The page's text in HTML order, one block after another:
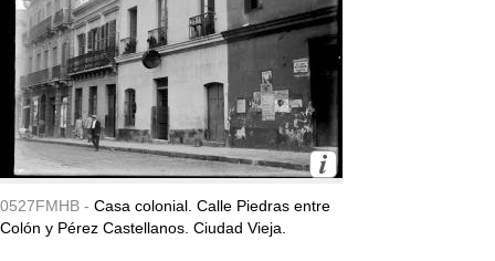
0527FMHB - Casa colonial. Calle Piedras entre
Colón y Pérez Castellanos. Ciudad Vieja.